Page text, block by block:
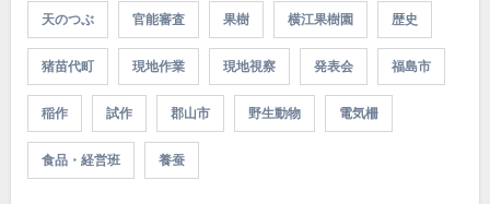
天のつぶ 官能審査 果樹 横江果樹園 歴史
猪苗代町 現地作業 現地視察 発表会 福島市
稲作 試作 郡山市 野生動物 電気柵
食品・経営班 養蚕